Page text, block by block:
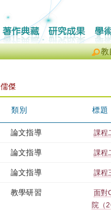
教
傑
類別 標題
論文指導 課程
論文指導 課程
論文指導 課程
教學研習
面對
院（